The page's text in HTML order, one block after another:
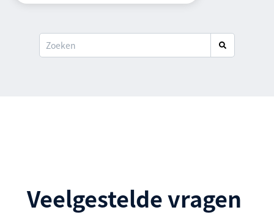
Veelgestelde vragen